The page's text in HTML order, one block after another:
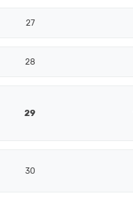
27
28
29
30